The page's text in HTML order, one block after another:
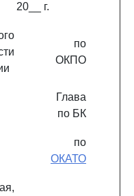
20__ г.
по
ОКПО
Глава
по БК
по
ОКАТО